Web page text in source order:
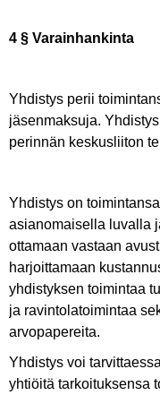
4 § Varainhankinta
Yhdistys perii
jäsenmaksuja.
perinnän keskusliiton
Yhdistys on
asianomaisella luvalla
ottamaan vastaan
harjoittamaan
yhdistyksen toimintaa
ja ravintolatoimintaa
arvopapereita.
Yhdistys voi
yhtiöitä tarkoituksensa